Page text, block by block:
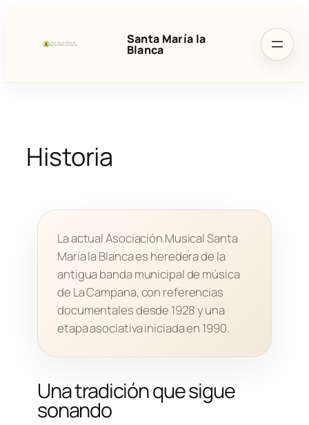
contenido
Santa María la
Blanca
Historia
La actual Asociación Musical Santa
María la Blanca es heredera de la
antigua banda municipal de música
de La Campana, con referencias
documentales desde 1928 y una
etapa asociativa iniciada en 1990.
Una tradición que sigue
sonando